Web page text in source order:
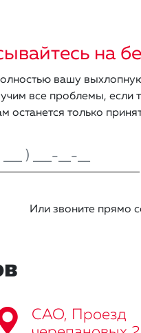
на
вашу
все проблемы, если
останется только
Или звоните прямо
САО, Проезд